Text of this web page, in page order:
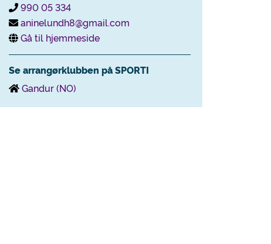
990 05 334
aninelundh8@gmail.com
Gå til hjemmeside
Se arrangørklubben på SPORTI
Gandur (NO)